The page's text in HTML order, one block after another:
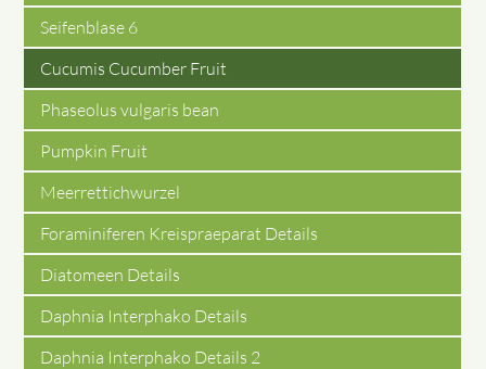
Seifenblase 6
Cucumis Cucumber Fruit
Phaseolus vulgaris bean
Pumpkin Fruit
Meerrettichwurzel
Foraminiferen Kreispraeparat Details
Diatomeen Details
Daphnia Interphako Details
Daphnia Interphako Details 2